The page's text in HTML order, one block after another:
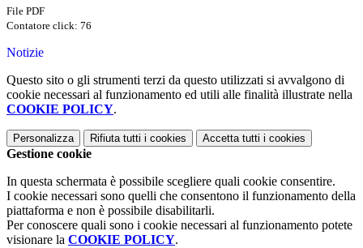
File PDF
Contatore click: 76
Notizie
Questo sito o gli strumenti terzi da questo utilizzati si avvalgono di
cookie necessari al funzionamento ed utili alle finalità illustrate nella
COOKIE POLICY.
Personalizza Rifiuta tutti i cookies Accetta tutti i cookies
Gestione cookie
In questa schermata è possibile scegliere quali cookie consentire.
I cookie necessari sono quelli che consentono il funzionamento della
piattaforma e non è possibile disabilitarli.
Per conoscere quali sono i cookie necessari al funzionamento potete
visionare la COOKIE POLICY.